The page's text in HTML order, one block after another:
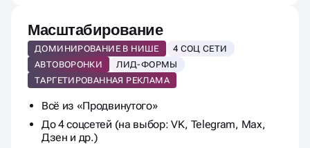
Масштабирование
ДОМИНИРОВАНИЕ В НИШЕ
4 СОЦ СЕТИ
АВТОВОРОНКИ
ЛИД-ФОРМЫ
ТАРГЕТИРОВАННАЯ РЕКЛАМА
Всё из «Продвинутого»
До 4 соцсетей (на выбор: VK, Telegram, Max,
Дзен и др.)